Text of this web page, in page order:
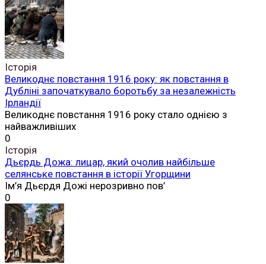
Історія
Великоднє повстання 1916 року: як повстання в
Дубліні започаткувало боротьбу за незалежність
Ірландії
Великоднє повстання 1916 року стало однією з
найважливіших
0
Історія
Дьєрдь Дожа: лицар, який очолив найбільше
селянське повстання в історії Угорщини
Ім’я Дьєрдя Дожі нерозривно пов’
0